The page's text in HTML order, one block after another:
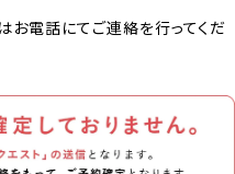
お電話にてご連絡を行ってくだ